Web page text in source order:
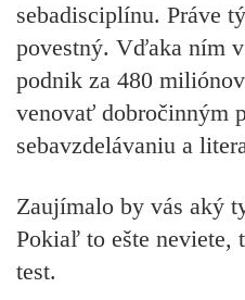
sebadisciplínu. Práve
povestný. Vďaka ním
podnik za 480
venovať dobročinným
sebavzdelávaniu a
Zaujímalo by vás aký
Pokiaľ to ešte neviete,
test.